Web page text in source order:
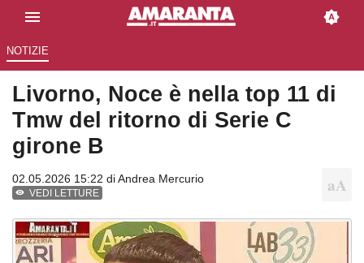
NOTIZIE
Livorno, Noce è nella top 11 di
Tmw del ritorno di Serie C
girone B
02.05.2026 15:22 diAndrea Mercurio
VEDI LETTURE